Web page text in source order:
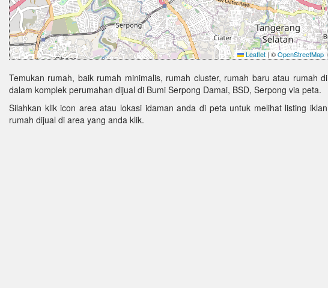
Leaflet | ©OpenStreetMap
Temukan rumah, baik rumah minimalis, rumah cluster, rumah baru atau rumah di
dalam komplek perumahan dijual di Bumi Serpong Damai, BSD, Serpong via peta.
Silahkan klik icon area atau lokasi idaman anda di peta untuk melihat listing iklan
rumah dijual di area yang anda klik.